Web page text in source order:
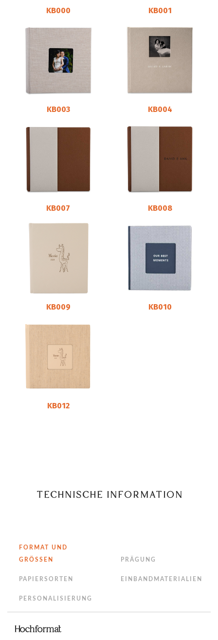
KB000 KB001
KB003 KB004
KB007 KB008
KB009 KB010
KB012
TECHNISCHE INFORMATION
FORMAT UND
GRÖSSEN PRÄGUNG
PAPIERSORTEN EINBANDMATERIALIEN
PERSONALISIERUNG
Hochformat